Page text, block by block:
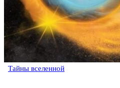
Тайны вселенной